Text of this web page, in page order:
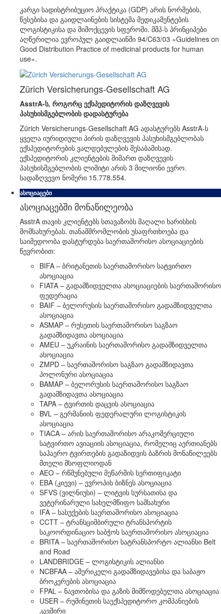
კარგი სადისტრიბუციო პრაქტიკა (GDP) არის ნორმების,
წესებისა და გაიდლაინების სისტემა მედიკამენტების
ლოგისტიკისა და მიმოქცევის სფეროში. მშპ-ს პრინციპები
აღწერილია ევროპულ გაიდლაინში 94/C63/03 «Guidelines on
Good Distribution Practice of medicinal products for human
use».
Zürich Versicherungs-Gesellschaft AG
AsstrA-ს, როგორც ექსპედიტორის დაზღვევის
პასუხისმგებლობის დადასტურება
Zürich Versicherungs-Gesellschaft AG ადასტურებს AsstrA-ს
ყველა იურიდიული პირის დაზღვევის პასუხისმგებლობას
ექსპედიტორების ვალდებულების შესაბამისად.
ექსპედიტორის კლიენტების მიმართ დაზღვევის
პასუხისმგებლობის ლიმიტი არის 3 მილიონი ევრო.
სადაზღვევო ნომერი 15.778.554.
ასოციაცები
ასოციაცებში მონაწილეობა
AsstrA თავის კლიენტებს სთავაზობს მაღალი ხარისხის
მომსახურებას. თანამშრომლობის უსაფრთხოება და
საიმედოობა დასტურდება საერთაშორისო ასოციაციების
წევრობით:
BIFA – ბრიტანეთის საერთაშორისო სატვირთო
ასოციაცია
FIATA – გადამზიდველთა ასოციაციების საერთაშორისო
ფედერაცია
BAIF – ბელორუსის საერთაშორისო გადამზიდველთა
ასოციაცია
ASMAP – რუსეთის საერთაშორისო საგზაო
გადამზიდავთა ასოციაცია
AMEU – უკრაინის საერთაშორისო გადამზიდველთა
ასოციაცია
ZMPD – საერთაშორისო საგზაო გადამზიდავთა
პოლონური ასოციაცია
BAMAP – ბელორუსის საერთაშორისო საგზაო
გადამზიდავთა ასოციაცია
TAPA – ტვირთის დაცვის ასოციაცია
BVL – გერმანიის ფედერალური ლოგისტიკის
ასოციაცია
TIACA – არის საერთაშორისო არაკომერციული
სატვირთო ავიაციის ასოციაცია, რომელიც აერთიანებს
საჰაერო ტვირთების გადაზიდვის ბაზრის მონაწილეებს
მთელი მსოფლიოდან
AEO – რწმუნებული მეწარმის სერთიფიკატი
EBA (კიევი) – ევროპის ბიზნეს ასოციაცია
SFVS (ვილნიუსი) – ლიტვის სურსათისა და
ვეტერინარული სახელმწიფო სამსახური
IFA – სასუქების საერთაშორისო ასოციაცია
CCTT – ტრანსციმბირული ტრანსპორტის
საკოორდინაციო საბჭოს საერთაშორისო ასოციაცია
BRITA – საერთაშორისო სატრანსპორტო ალიანსი Belt
and Road
LANDBRIDGE – ლოგისტიკის ალიანსი
NCBFAA – ამერიკელი გადამზიდავებისა და საბაჟო
ბროკერების ასოციაცია
FPAL – ნავთობისა და გაზის მიმწოდებელთა ასოციაცია
USER – რუმინეთის საექსპედიტორო კომპანიების
კავშირი